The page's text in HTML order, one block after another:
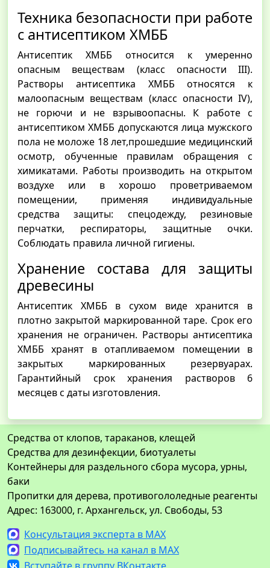
Техника безопасности при работе
с антисептиком ХМББ
Антисептик ХМББ относится к умеренно
опасным веществам (класс опасности III).
Растворы антисептика ХМББ относятся к
малоопасным веществам (класс опасности IV),
не горючи и не взрывоопасны. К работе с
антисептиком ХМББ допускаются лица мужского
пола не моложе 18 лет,прошедшие медицинский
осмотр, обученные правилам обращения с
химикатами. Работы производить на открытом
воздухе или в хорошо проветриваемом
помещении, применяя индивидуальные
средства защиты: спецодежду, резиновые
перчатки, респираторы, защитные очки.
Соблюдать правила личной гигиены.
Хранение состава для защиты
древесины
Антисептик ХМББ в сухом виде хранится в
плотно закрытой маркированной таре. Срок его
хранения не ограничен. Растворы антисептика
ХМББ хранят в отапливаемом помещении в
закрытых маркированных резервуарах.
Гарантийный срок хранения растворов 6
месяцев с даты изготовления.
Средства от клопов, тараканов, клещей
Средства для дезинфекции, биотуалеты
Контейнеры для раздельного сбора мусора, урны,
баки
Пропитки для дерева, противогололедные реагенты
Адрес: 163000, г. Архангельск, ул. Свободы, 53
Консультация эксперта в MAX
Подписывайтесь на канал в MAX